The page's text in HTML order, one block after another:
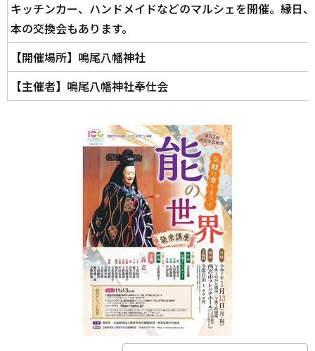
キッチンカー、ハンドメイドなどのマルシェを開催。縁日
本の交換会もあります。
【開催場所】鳴尾八幡神社
【主催者】鳴尾八幡神社奉仕会